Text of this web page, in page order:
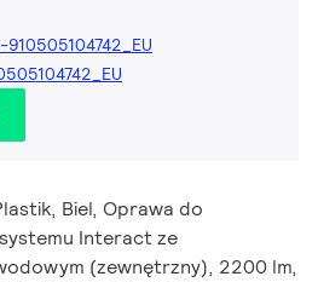
Biel, Oprawa do
Interact ze
(zewnętrzny), 2200 lm,